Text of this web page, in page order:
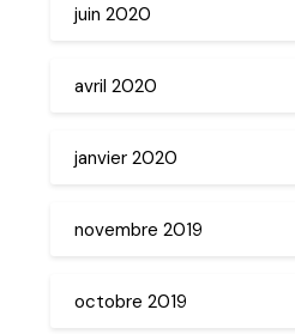
juin 2020
avril 2020
janvier 2020
novembre 2019
octobre 2019